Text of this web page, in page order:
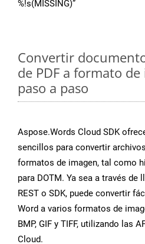
%!s(MISSING)”
Convertir
de PDF a formato
paso a paso
Aspose.Words Cloud SDK
sencillos para convertir
formatos de imagen, tal como
para DOTM. Ya sea a través de
REST o SDK, puede convertir
Word a varios formatos de
BMP, GIF y TIFF, utilizando las
Cloud.